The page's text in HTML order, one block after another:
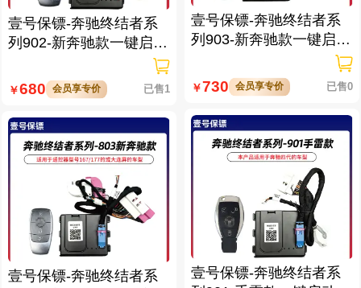
壹号保镖-奔驰终结者系
列902-新奔驰款一键启动
￥680 会员享专价 已售1
壹号保镖-奔驰终结者系
壹号保镖-奔驰终结者系
列903-新奔驰款一键启动
￥730 会员享专价 已售0
壹号保镖-奔驰终结者系